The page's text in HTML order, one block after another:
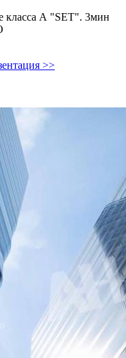
класса А "SET". 3мин
>>